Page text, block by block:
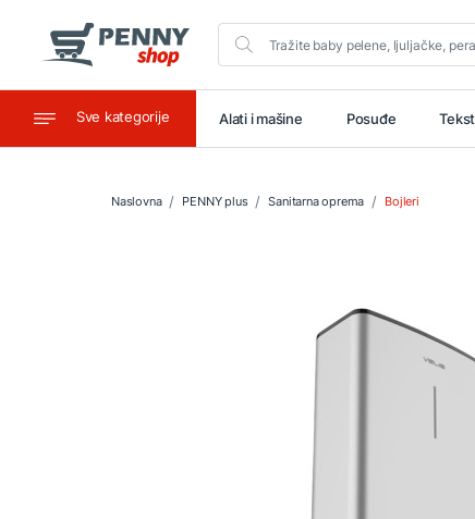
Sve kategorije
Ugostiteljstvo Alati i mašine Posuđe
Naslovna PENNY plus Sanitarna oprema Bojleri